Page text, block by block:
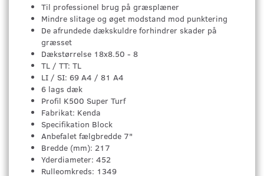
Til professionel brug på græsplæner
Mindre slitage og øget modstand mod punktering
De afrundede dækskuldre forhindrer skader på
græsset
Dækstørrelse 18x8.50 - 8
TL / TT: TL
LI / SI: 69 A4 / 81 A4
6 lags dæk
Profil K500 Super Turf
Fabrikat: Kenda
Specifikation Block
Anbefalet fælgbredde 7"
Bredde (mm): 217
Yderdiameter: 452
Rulleomkreds: 1349